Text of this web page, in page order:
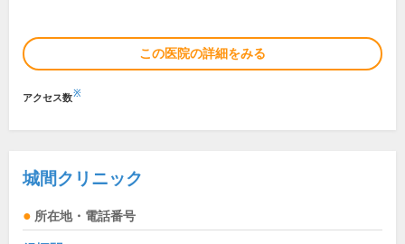
この医院の詳細をみる
アクセス数※
城間クリニック
所在地・電話番号